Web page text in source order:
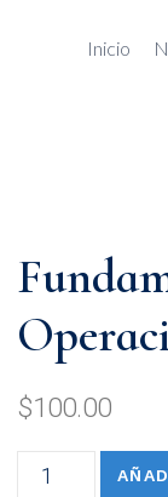
Inicio
$100.00